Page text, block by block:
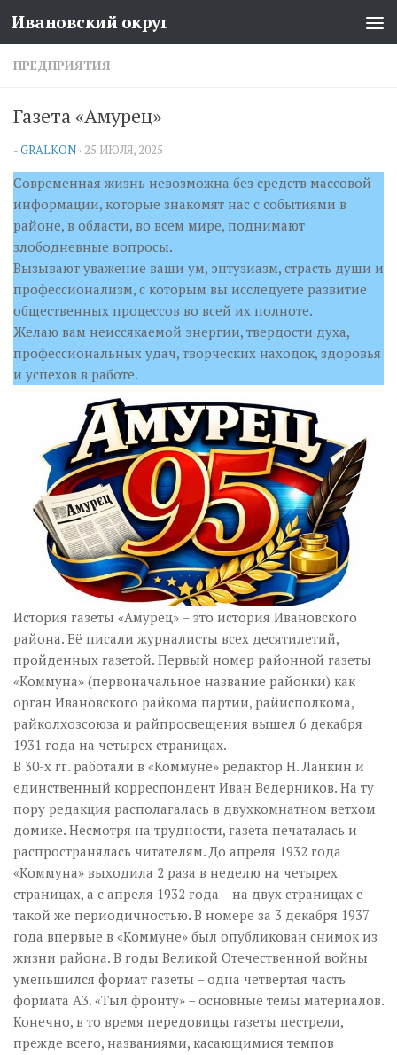
Перейти к содержимому
Ивановский округ
ПРЕДПРИЯТИЯ
Газета «Амурец»
-GRALKON · 25 ИЮЛЯ, 2025
Современная жизнь невозможна без средств массовой
информации, которые знакомят нас с событиями в
районе, в области, во всем мире, поднимают
злободневные вопросы.
Вызывают уважение ваши ум, энтузиазм, страсть души и
профессионализм, с которым вы исследуете развитие
общественных процессов во всей их полноте.
Желаю вам неиссякаемой энергии, твердости духа,
профессиональных удач, творческих находок, здоровья
и успехов в работе.
История газеты «Амурец» – это история Ивановского
района. Её писали журналисты всех десятилетий,
пройденных газетой. Первый номер районной газеты
«Коммуна» (первоначальное название районки) как
орган Ивановского райкома партии, райисполкома,
райколхозсоюза и райпросвещения вышел 6 декабря
1931 года на четырех страницах.
В 30-х гг. работали в «Коммуне» редактор Н. Ланкин и
единственный корреспондент Иван Ведерников. На ту
пору редакция располагалась в двухкомнатном ветхом
домике. Несмотря на трудности, газета печаталась и
распространялась читателям. До апреля 1932 года
«Коммуна» выходила 2 раза в неделю на четырех
страницах, а с апреля 1932 года – на двух страницах с
такой же периодичностью. В номере за 3 декабря 1937
года впервые в «Коммуне» был опубликован снимок из
жизни района. В годы Великой Отечественной войны
уменьшился формат газеты – одна четвертая часть
формата А3. «Тыл фронту» – основные темы материалов.
Конечно, в то время передовицы газеты пестрели,
прежде всего, названиями, касающимися темпов